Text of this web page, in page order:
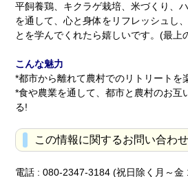
平飼養鶏、キクラゲ栽培、米づくり、
を通して、心と身体をリフレッシュし
とを学んでくれたら嬉しいです。(最上
こんな魅力
*都市から離れて農村でのリトリートを
*食や農業を通して、都市と農村のお互
る!
この情報に関するお問い合わせ
電話 : 080-2347-3184 (祝日除く月～